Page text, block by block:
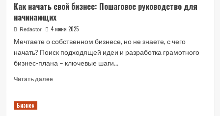
для
старта
бизнеса
Беларуси
Как начать свой бизнес: Пошаговое руководство для
начинающих
Redactor 4 июня 2025
Мечтаете о собственном бизнесе, но не знаете, с чего
начать? Поиск подходящей идеи и разработка грамотного
бизнес-плана – ключевые шаги...
Читать далееRead
Бизнес